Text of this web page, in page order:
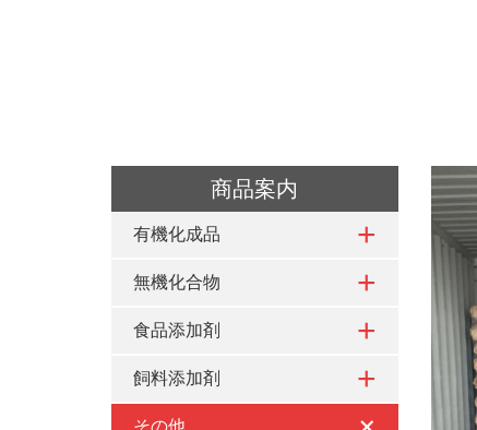
商品案内
有機化成品
無機化合物
食品添加剤
飼料添加剤
その他